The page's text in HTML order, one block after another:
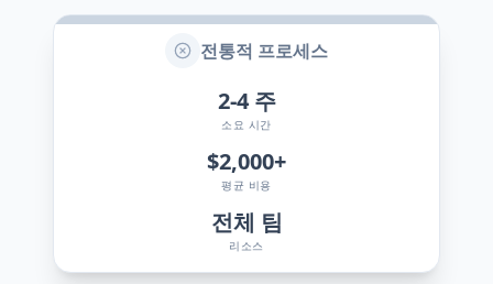
전통적 프로세스
2-4 주
소요 시간
$2,000+
평균 비용
전체 팀
리소스